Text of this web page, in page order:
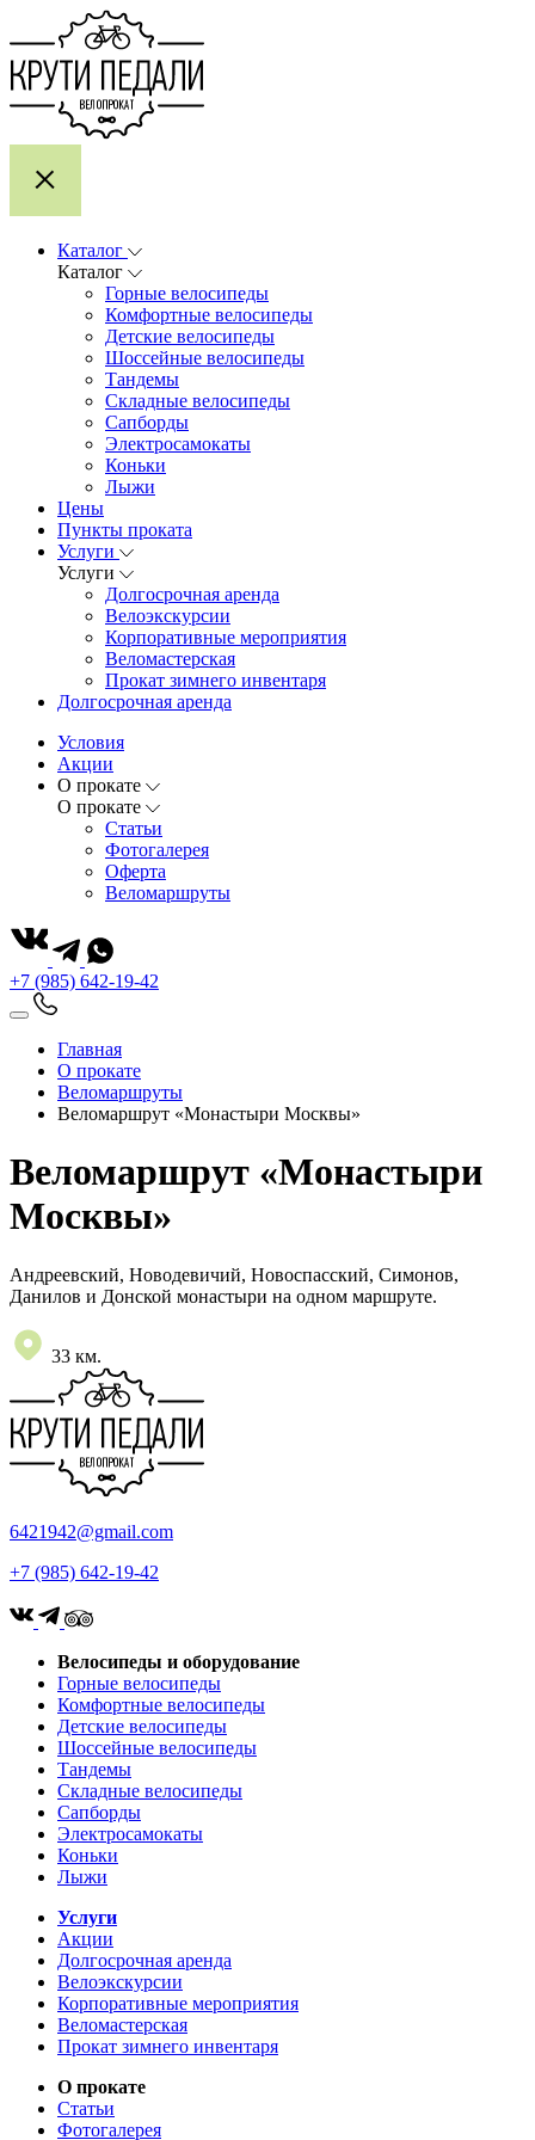
Каталог
Каталог
Горные велосипеды
Комфортные велосипеды
Детские велосипеды
Шоссейные велосипеды
Тандемы
Складные велосипеды
Сапборды
Электросамокаты
Коньки
Лыжи
Цены
Пункты проката
Услуги
Услуги
Долгосрочная аренда
Велоэкскурсии
Корпоративные мероприятия
Веломастерская
Прокат зимнего инвентаря
Долгосрочная аренда
Условия
Акции
О прокате
О прокате
Статьи
Фотогалерея
Оферта
Веломаршруты
+7 (985) 642-19-42
Главная
О прокате
Веломаршруты
Веломаршрут «Монастыри Москвы»
Веломаршрут «Монастыри
Москвы»
Андреевский, Новодевичий, Новоспасский, Симонов,
Данилов и Донской монастыри на одном маршруте.
33 км.
6421942@gmail.com
+7 (985) 642-19-42
Велосипеды и оборудование
Горные велосипеды
Комфортные велосипеды
Детские велосипеды
Шоссейные велосипеды
Тандемы
Складные велосипеды
Сапборды
Электросамокаты
Коньки
Лыжи
Услуги
Акции
Долгосрочная аренда
Велоэкскурсии
Корпоративные мероприятия
Веломастерская
Прокат зимнего инвентаря
О прокате
Статьи
Фотогалерея